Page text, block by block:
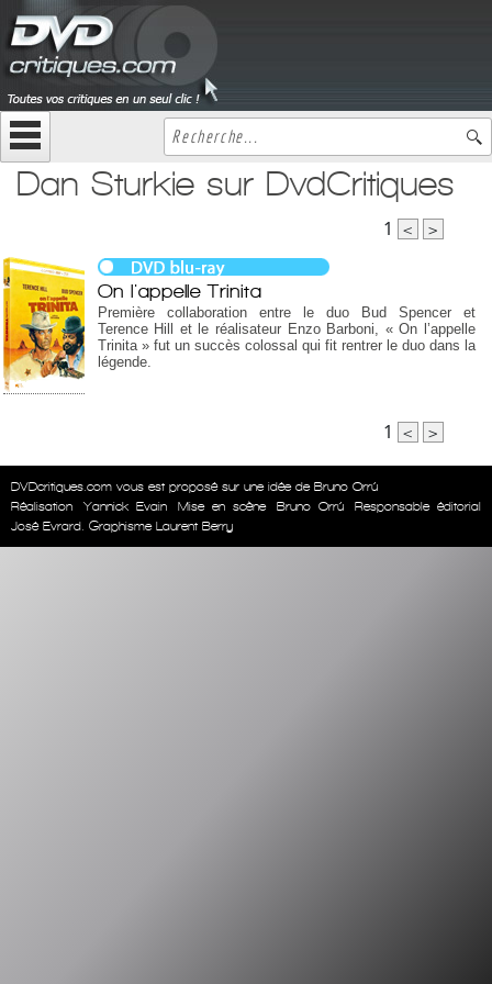
Dan Sturkie sur DvdCritiques
1 < >
On l'appelle Trinita
Première collaboration entre le duo Bud Spencer et
Terence Hill et le réalisateur Enzo Barboni, « On l’appelle
Trinita » fut un succès colossal qui fit rentrer le duo dans la
légende.
1 < >
DVDcritiques.com vous est proposé sur une idée de Bruno Orrú
Réalisation
Yannick Evain Mise en scène Bruno Orrú
Responsable éditorial
José Evrard. Graphisme Laurent Berry